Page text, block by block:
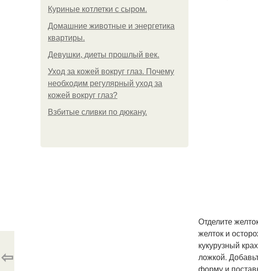
Куриные котлетки с сыром.
Домашние животные и энергетика
квартиры.
Девушки, диеты прошлый век.
Уход за кожей вокруг глаз. Почему
необходим регулярный уход за
кожей вокруг глаз?
Взбитые сливки по дюкану.
Отделите
желток и
кукурузный
ложкой.
⇦